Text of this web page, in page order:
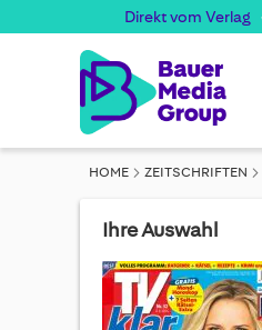
Direkt vom Verlag
HOME ZEITSCHRIFTEN
Ihre Auswahl